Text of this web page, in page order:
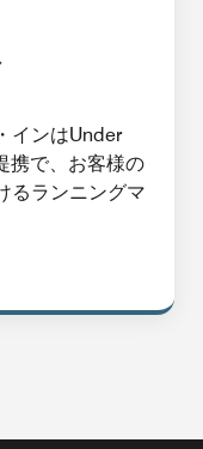
インはUnder
携で、お客様の
るランニングマ